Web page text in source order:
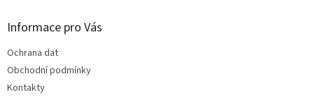
Informace pro Vás
Ochrana dat
Obchodní podmínky
Kontakty